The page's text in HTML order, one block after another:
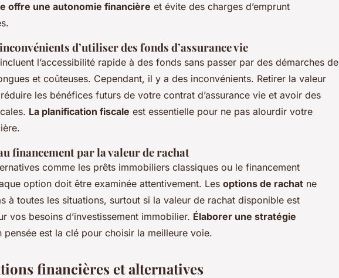
offre une autonomie financière et évite des charges d’emprunt
d’utiliser des fonds d’assurance vie
l’accessibilité rapide à des fonds sans passer par des démarches de
et coûteuses. Cependant, il y a des inconvénients. Retirer la valeur
les bénéfices futurs de votre contrat d’assurance vie et avoir des
La planification fiscale est essentielle pour ne pas alourdir votre
financement par la valeur de rachat
comme les prêts immobiliers classiques ou le financement
option doit être examinée attentivement. Les options de rachat ne
à toutes les situations, surtout si la valeur de rachat disponible est
vos besoins d’investissement immobilier. Élaborer une stratégie
pensée est la clé pour choisir la meilleure voie.
financières et alternatives